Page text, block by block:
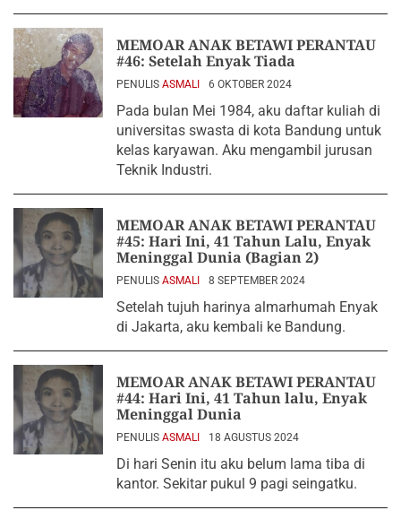
MEMOAR ANAK BETAWI PERANTAU
#46: Setelah Enyak Tiada
PENULIS ASMALI 6 OKTOBER 2024
Pada bulan Mei 1984, aku daftar kuliah di
universitas swasta di kota Bandung untuk
kelas karyawan. Aku mengambil jurusan
Teknik Industri.
MEMOAR ANAK BETAWI PERANTAU
#45: Hari Ini, 41 Tahun Lalu, Enyak
Meninggal Dunia (Bagian 2)
PENULIS ASMALI 8 SEPTEMBER 2024
Setelah tujuh harinya almarhumah Enyak
di Jakarta, aku kembali ke Bandung.
MEMOAR ANAK BETAWI PERANTAU
#44: Hari Ini, 41 Tahun lalu, Enyak
Meninggal Dunia
PENULIS ASMALI 18 AGUSTUS 2024
Di hari Senin itu aku belum lama tiba di
kantor. Sekitar pukul 9 pagi seingatku.